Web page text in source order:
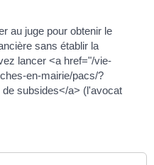
au juge pour obtenir le
sans établir la
lancer <a href="/vie-
en-mairie/pacs/?
subsides</a> (l'avocat